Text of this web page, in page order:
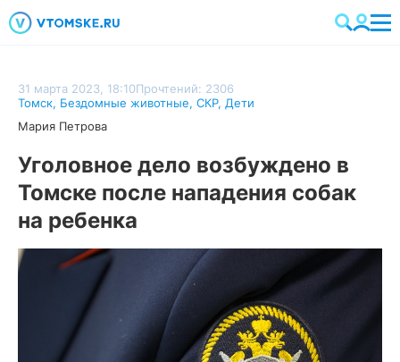
31 марта 2023, 18:10Прочтений: 2306
Томск, Бездомные животные, СКР, Дети
Мария Петрова
Уголовное дело возбуждено в
Томске после нападения собак
на ребенка